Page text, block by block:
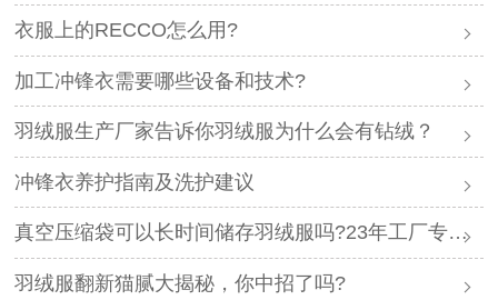
衣服上的RECCO怎么用?
加工冲锋衣需要哪些设备和技术?
羽绒服生产厂家告诉你羽绒服为什么会有钻绒？
冲锋衣养护指南及洗护建议
真空压缩袋可以长时间储存羽绒服吗?23年工厂专业解答
羽绒服翻新猫腻大揭秘，你中招了吗?